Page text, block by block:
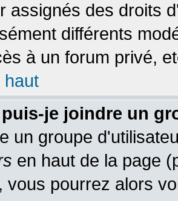
assignés des droits
différents
à un forum privé,
haut
je joindre un
un groupe
en haut de la page
vous pourrez alors